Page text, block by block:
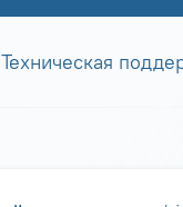
Техническая